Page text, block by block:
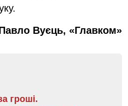
Вуєць, «Главком»
гроші.